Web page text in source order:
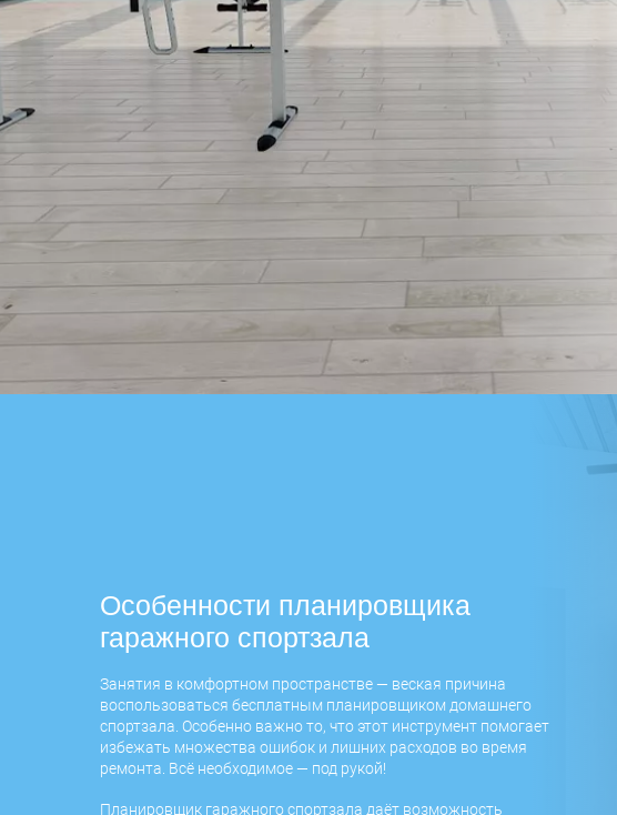
Особенности планировщика
гаражного спортзала
Занятия в комфортном пространстве — веская причина
воспользоваться бесплатным планировщиком домашнего
спортзала. Особенно важно то, что этот инструмент помогает
избежать множества ошибок и лишних расходов во время
ремонта. Всё необходимое — под рукой!
Планировщик гаражного спортзала даёт возможность